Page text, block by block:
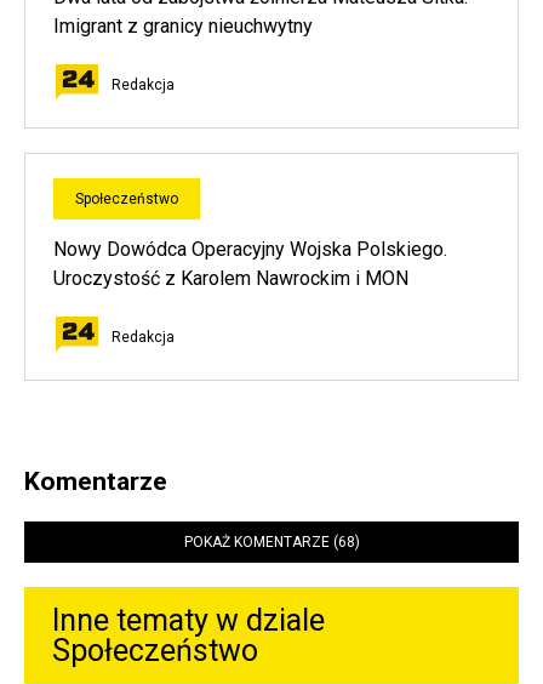
Imigrant z granicy nieuchwytny
Redakcja
Społeczeństwo
Nowy Dowódca Operacyjny Wojska Polskiego.
Uroczystość z Karolem Nawrockim i MON
Redakcja
Komentarze
POKAŻ KOMENTARZE (68)
Inne tematy w dziale
Społeczeństwo